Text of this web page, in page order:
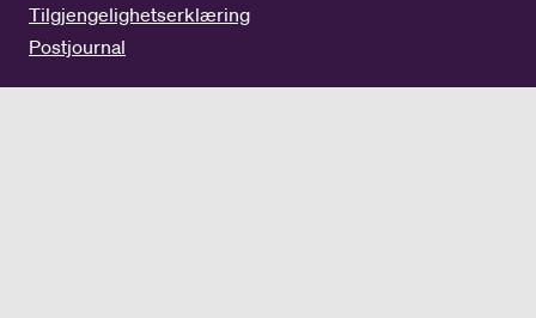
Tilgjengelighetserklæring
Postjournal